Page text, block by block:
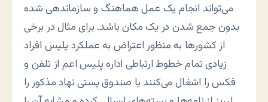
می‌تواند انجام یک عمل هماهنگ و سازماندهی شده
بدون جمع شدن در یک مکان باشد. برای مثال در برخی
از کشورها به منظور اعتراض به عملکرد پلیس افراد
زیادی تمام خطوط ارتباطی اداره پلیس اعم از تلفن و
فکس را اشغال می‌کنند یا صندوق پستی نهاد مذکور را